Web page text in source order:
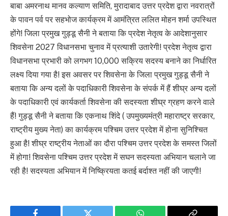
बाबा अमरनाथ मानव कल्याण समिति, मुरादाबाद उत्तर प्रदेश द्वारा नवरात्रों
के पावन पर्व पर सहभोज कार्यक्रम में आमंत्रित ललित मोहन शर्मा उपस्थित
होंगे! जिला प्रमुख गुड्डू सैनी ने बताया कि प्रदेश नेतृत्व के आदेशानुसार
शिवसेना 2027 विधानसभा चुनाव में प्रत्याशी उतारेगी! प्रदेश नेतृत्व द्वारा
विधानसभा प्रभारी को लगभग 10,000 सक्रिय सदस्य बनाने का निर्धारित
लक्ष्य दिया गया है! इस अवसर पर शिवसेना के जिला प्रमुख गुड्डू सैनी ने
बताया कि अन्य दलों के पदाधिकारी शिवसेना के संपर्क में हैं शीघ्र अन्य दलों
के पदाधिकारी एवं कार्यकर्ता शिवसेना की सदस्यता शीघ्र ग्रहण करने वाले
हैं! गुड्डू सैनी ने बताया कि एकनाथ शिंदे ( उपमुख्यमंत्री महाराष्ट्र सरकार,
राष्ट्रीय मुख्य नेता) का कार्यक्रम पश्चिम उत्तर प्रदेश में होना सुनिश्चित
हुआ है! शीघ्र राष्ट्रीय नेताओं का दौरा पश्चिम उत्तर प्रदेश के समस्त जिलों
में होगा! शिवसेना पश्चिम उत्तर प्रदेश में सघन सदस्यता अभियान चलाने जा
रही है! सदस्यता अभियान में निष्क्रियता कतई बर्दाश्त नहीं की जाएगी!